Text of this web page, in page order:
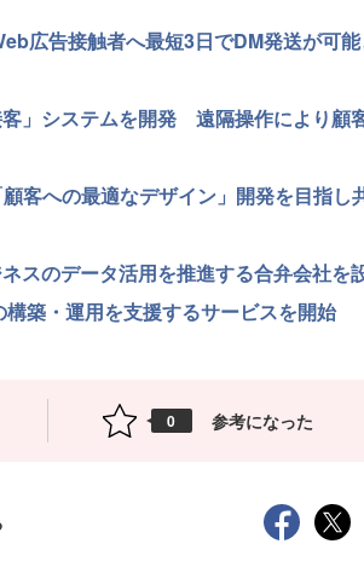
広告接触者へ最短3日でDM発送が可
」システムを開発 遠隔操作により顧
客への最適なデザイン」開発を目指し
スのデータ活用を推進する合弁会社を
築・運用を支援するサービスを開始
0 参考になった